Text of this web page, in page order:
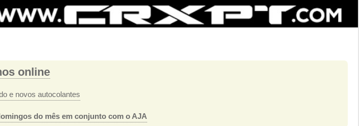
online
e novos autocolantes
do mês em conjunto com o AJA